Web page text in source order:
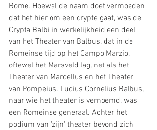
Rome. Hoewel de naam doet vermoeden
dat het hier om een crypte gaat, was de
Crypta Balbi in werkelijkheid een deel
van het Theater van Balbus, dat in de
Romeinse tijd op het Campo Marzio,
oftewel het Marsveld lag, net als het
Theater van Marcellus en het Theater
van Pompeius. Lucius Cornelius Balbus,
naar wie het theater is vernoemd, was
een Romeinse generaal. Achter het
podium van 'zijn' theater bevond zich